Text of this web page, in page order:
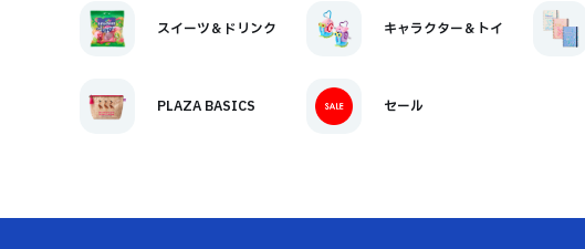
スイーツ＆ドリンク キャラクター＆トイ
PLAZA BASICS セール